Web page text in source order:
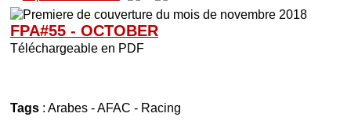
FPA#55 - OCTOBER
Téléchargeable en PDF
Tags: Arabes-AFAC - Racing